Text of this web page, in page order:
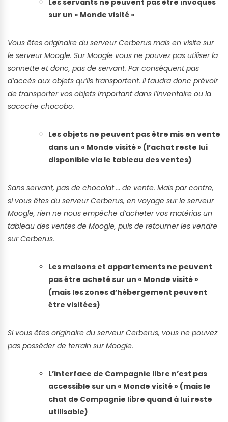
Les servants ne peuvent pas être invoqués
sur un « Monde visité »
Vous êtes originaire du serveur Cerberus mais en visite sur
le serveur Moogle. Sur Moogle vous ne pouvez pas utiliser la
sonnette et donc, pas de servant. Par conséquent pas
d’accès aux objets qu’ils transportent. Il faudra donc prévoir
de transporter vos objets important dans l’inventaire ou la
sacoche chocobo.
Les objets ne peuvent pas être mis en vente
dans un « Monde visité » (l’achat reste lui
disponible via le tableau des ventes)
Sans servant, pas de chocolat … de vente. Mais par contre,
si vous êtes du serveur Cerberus, en voyage sur le serveur
Moogle, rien ne nous empêche d’acheter vos matérias un
tableau des ventes de Moogle, puis de retourner les vendre
sur Cerberus.
Les maisons et appartements ne peuvent
pas être acheté sur un « Monde visité »
(mais les zones d’hébergement peuvent
être visitées)
Si vous êtes originaire du serveur Cerberus, vous ne pouvez
pas posséder de terrain sur Moogle.
L’interface de Compagnie libre n’est pas
accessible sur un « Monde visité » (mais le
chat de Compagnie libre quand à lui reste
utilisable)